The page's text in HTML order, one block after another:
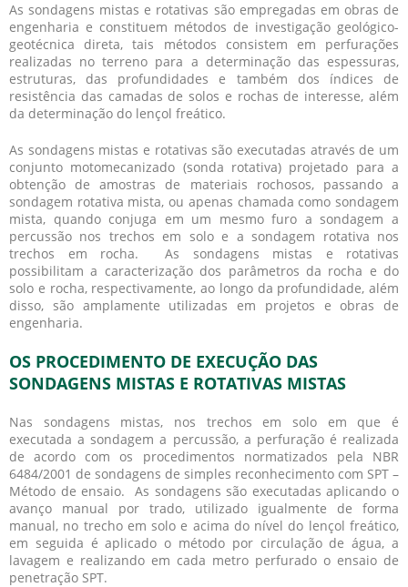
Assondagens mistas e rotativas são empregadas em obras de
engenharia e constituem métodos de investigação geológico-
geotécnica direta, tais métodos consistem em perfurações
realizadas no terreno para a determinação das espessuras,
estruturas, das profundidades e também dos índices de
resistência das camadas de solos e rochas de interesse, além
da determinação do lençol freático.
As sondagens mistas e rotativas são executadas através de um
conjunto motomecanizado (sonda rotativa) projetado para a
obtenção de amostras de materiais rochosos, passando a
sondagem rotativa mista, ou apenas chamada como sondagem
mista, quando conjuga em um mesmo furo a sondagem a
percussão nos trechos em solo e a sondagem rotativa nos
trechos em rocha. As sondagens mistas e rotativas
possibilitam a caracterização dos parâmetros da rocha e do
solo e rocha, respectivamente, ao longo da profundidade, além
disso, são amplamente utilizadas em projetos e obras de
engenharia.
OS PROCEDIMENTO DE EXECUÇÃO DAS
SONDAGENS MISTAS E ROTATIVAS MISTAS
Nas sondagens mistas, nos trechos em solo em que é
executada a sondagem a percussão, a perfuração é realizada
de acordo com os procedimentos normatizados pela NBR
6484/2001 de sondagens de simples reconhecimento com SPT –
Método de ensaio. As sondagens são executadas aplicando o
avanço manual por trado, utilizado igualmente de forma
manual, no trecho em solo e acima do nível do lençol freático,
em seguida é aplicado o método por circulação de água, a
lavagem e realizando em cada metro perfurado o ensaio de
penetração SPT.